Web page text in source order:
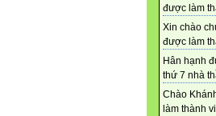
được làm
Xin chào
được làm
Hân hạnh
thứ 7 nhà
Chào
làm thành